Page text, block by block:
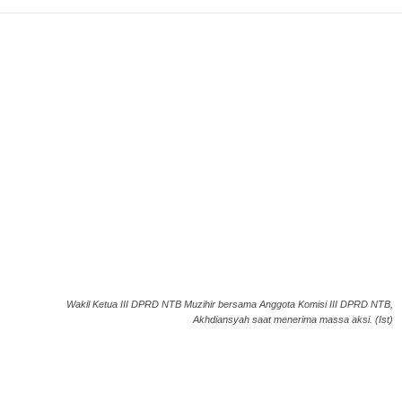
Wakil Ketua III DPRD NTB Muzihir bersama Anggota Komisi III DPRD NTB,
Akhdiansyah saat menerima massa aksi. (Ist)